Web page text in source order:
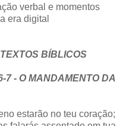
verbal e momentos
era digital
BÍBLICOS
7 - O MANDAMENTO DA
estarão no teu coração;